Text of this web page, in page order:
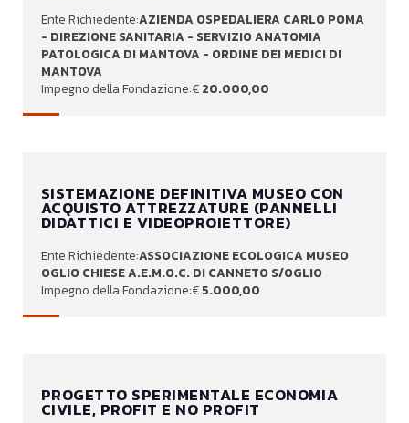
AZIENDA OSPEDALIERA CARLO POMA
- DIREZIONE SANITARIA - SERVIZIO ANATOMIA
PATOLOGICA DI MANTOVA - ORDINE DEI MEDICI DI
MANTOVA
20.000,00
SISTEMAZIONE DEFINITIVA MUSEO CON
ACQUISTO ATTREZZATURE (PANNELLI
DIDATTICI E VIDEOPROIETTORE)
ASSOCIAZIONE ECOLOGICA MUSEO
OGLIO CHIESE A.E.M.O.C. DI CANNETO S/OGLIO
5.000,00
PROGETTO SPERIMENTALE ECONOMIA
CIVILE, PROFIT E NO PROFIT